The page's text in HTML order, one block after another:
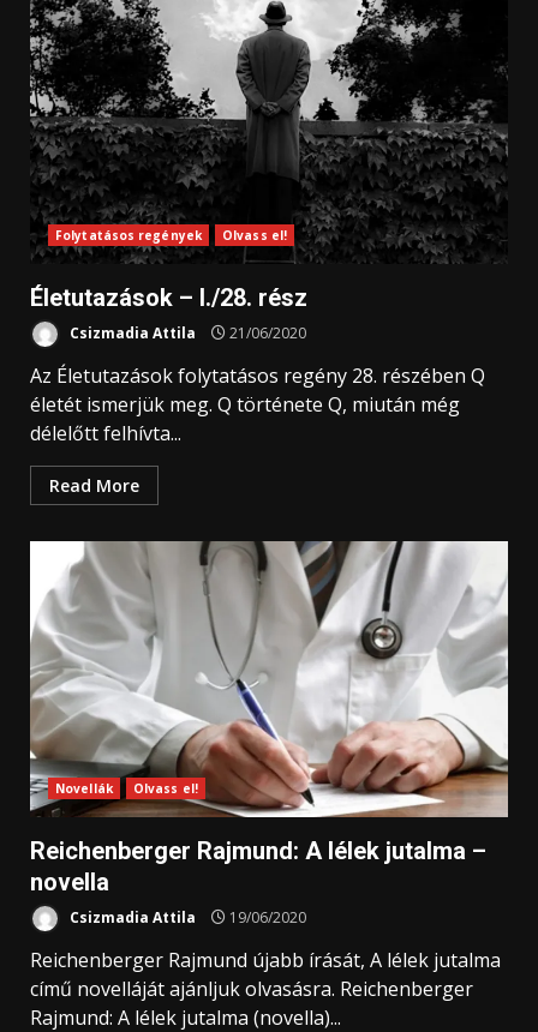
Folytatásos regények Olvass el!
Életutazások – I./28. rész
Csizmadia Attila 21/06/2020
Az Életutazások folytatásos regény 28. részében Q
életét ismerjük meg. Q története Q, miután még
délelőtt felhívta...
Read More
Novellák Olvass el!
Reichenberger Rajmund: A lélek jutalma –
novella
Csizmadia Attila 19/06/2020
Reichenberger Rajmund újabb írását, A lélek jutalma
című novelláját ajánljuk olvasásra. Reichenberger
Rajmund: A lélek jutalma (novella)...